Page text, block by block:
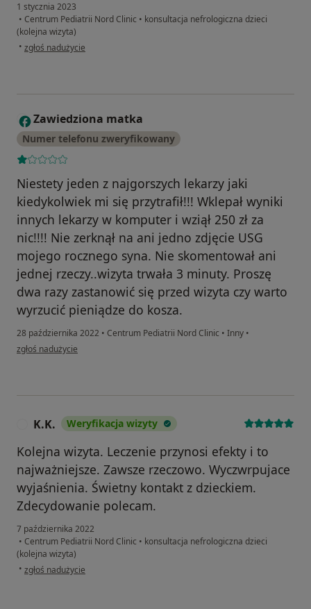
1 stycznia 2023
• Centrum Pediatrii Nord Clinic • konsultacja nefrologiczna dzieci
(kolejna wizyta)
• w opinii użytkownika Pacjent
zgłoś nadużycie
Z Zawiedziona matka
Numer telefonu zweryfikowany
Niestety jeden z najgorszych lekarzy jaki
kiedykolwiek mi się przytrafił!!! Wklepał wyniki
innych lekarzy w komputer i wziął 250 zł za
nic!!!! Nie zerknął na ani jedno zdjęcie USG
mojego rocznego syna. Nie skomentował ani
jednej rzeczy..wizyta trwała 3 minuty. Proszę
dwa razy zastanowić się przed wizyta czy warto
wyrzucić pieniądze do kosza.
28 października 2022 • Centrum Pediatrii Nord Clinic • Inny •
w opinii użytkownika Zawiedziona matka
zgłoś nadużycie
K.K. Weryfikacja wizyty
Kolejna wizyta. Leczenie przynosi efekty i to
najważniejsze. Zawsze rzeczowo. Wyczwrpujace
wyjaśnienia. Świetny kontakt z dzieckiem.
Zdecydowanie polecam.
7 października 2022
• Centrum Pediatrii Nord Clinic • konsultacja nefrologiczna dzieci
(kolejna wizyta)
• w opinii użytkownika K.K.
zgłoś nadużycie